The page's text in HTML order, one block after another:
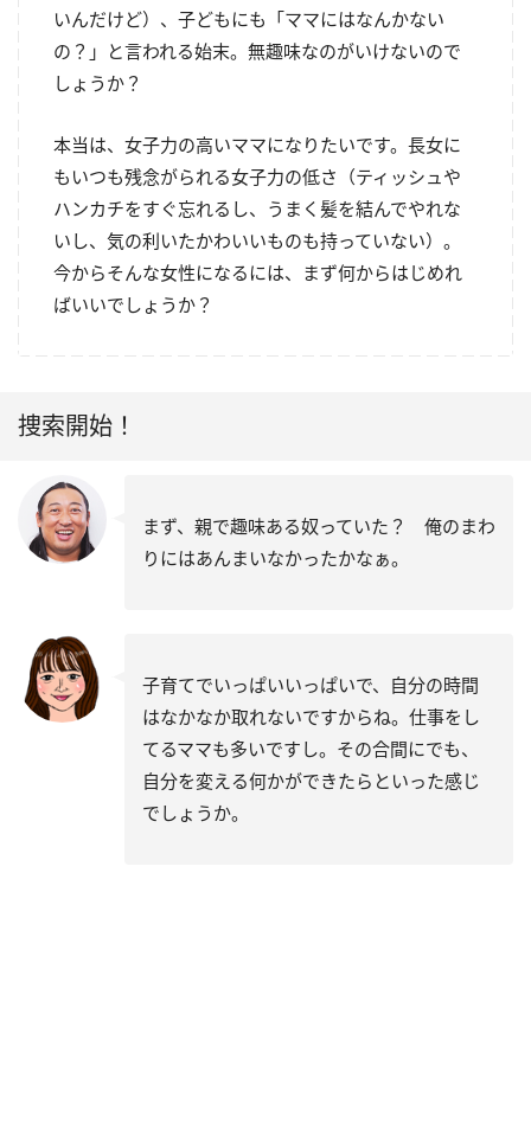
いんだけど）、子どもにも「ママにはなんかない
の？」と言われる始末。無趣味なのがいけないので
しょうか？
本当は、女子力の高いママになりたいです。長女に
もいつも残念がられる女子力の低さ（ティッシュや
ハンカチをすぐ忘れるし、うまく髪を結んでやれな
いし、気の利いたかわいいものも持っていない）。
今からそんな女性になるには、まず何からはじめれ
ばいいでしょうか？
捜索開始！
まず、親で趣味ある奴っていた？ 俺のまわ
りにはあんまいなかったかなぁ。
子育てでいっぱいいっぱいで、自分の時間
はなかなか取れないですからね。仕事をし
てるママも多いですし。その合間にでも、
自分を変える何かができたらといった感じ
でしょうか。